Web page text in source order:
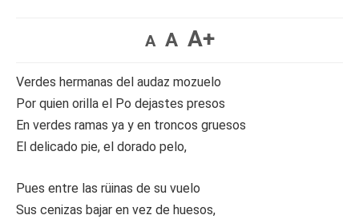
A A A+
Verdes hermanas del audaz mozuelo
Por quien orilla el Po dejastes presos
En verdes ramas ya y en troncos gruesos
El delicado pie, el dorado pelo,
Pues entre las rüinas de su vuelo
Sus cenizas bajar en vez de huesos,